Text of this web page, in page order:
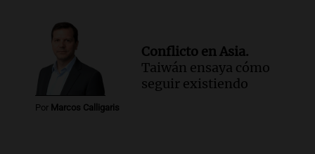
Por Marcos Calligaris
Conflicto en Asia.
Taiwán ensaya cómo
seguir existiendo